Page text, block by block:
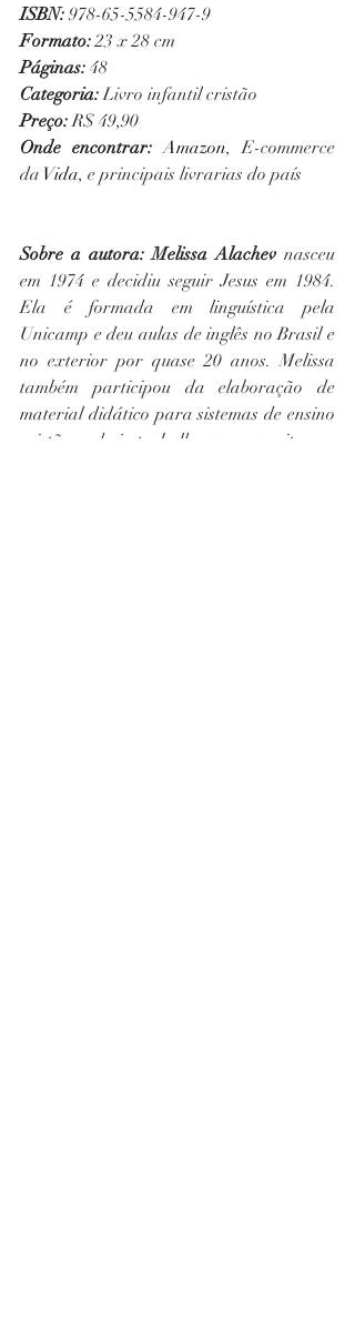
ISBN: 978-65-5584-947-9
Formato: 23 x 28 cm
Páginas: 48
Categoria: Livro infantil cristão
Preço: R$ 49,90
Onde encontrar: Amazon, E-commerce
da Vida, e principais livrarias do país
Sobre a autora: Melissa Alachev nasceu
em 1974 e decidiu seguir Jesus em 1984.
Ela é formada em linguística pela
Unicamp e deu aulas de inglês no Brasil e
no exterior por quase 20 anos. Melissa
também participou da elaboração de
material didático para sistemas de ensino
cristãos e hoje trabalha como escritora e